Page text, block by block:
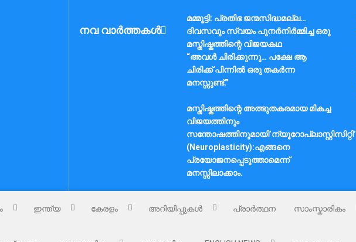
നവ വാർത്തകൾ
മമ്മൂട്ടി: പ്രതിഭ ജന്മസിദ്ധമല്ല…
ദിവസവും സ്വയം പുനർനിർമ്മിച്ച ഒരു
മസ്തിഷ്കത്തിന്റെ വിജയകഥ
“അവൾ ചിരിക്കുന്നു… പക്ഷേ ആ
ചിരിക്ക് പിന്നിൽ ഒരു തകർന്ന
മനസ്സുണ്ട്.”
മസ്തിഷ്കത്തിന്റെ അത്ഭുതകരമായ മികച്ച
വിജയത്തിനും
സന്തോഷത്തിനുമായി’ന്യൂറോപ്ലാസ്റ്റിസിറ്റി’
(Neuroplasticity):എങ്ങനെ
പ്രയോജനപ്പെടുത്താമെന്ന്
മനസ്സിലാക്കാം.
ഇന്ത്യ കേരളം അറിയിപ്പുകൾ പ്രാർത്ഥന സാംസ്കാരികം